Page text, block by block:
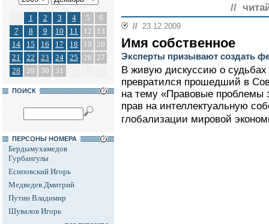
1 2 3 4 5
6
7
8 9 10 11 12
13
14
15 16 17 18 19 20
21
22 23 24 25 26 27
28
29 30 31
ПОИСК
ПЕРСОНЫ НОМЕРА
Бердымухамедов
Гурбангулы
Есиповский Игорь
Медведев Дмитрий
Путин Владимир
Шувалов Игорь
//
// 23.12.2009
Имя собственное
Эксперты призывают создать
В живую дискуссию о судьбах
превратился прошедший в
на тему «Правовые проблемы
прав на интеллектуальную
глобализации мировой